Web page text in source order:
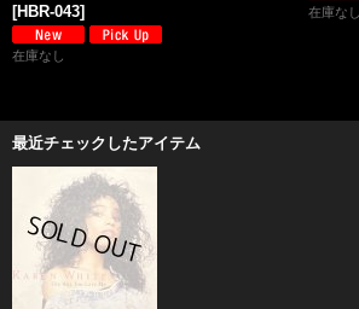
[HBR-043]
在庫なし
在庫なし
最近チェックしたアイテム